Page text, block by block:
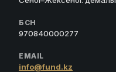
БСН
970840000277
EMAIL
info@fund.kz